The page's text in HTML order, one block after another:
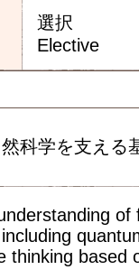
選択
Elective
科学を支える
thinking based